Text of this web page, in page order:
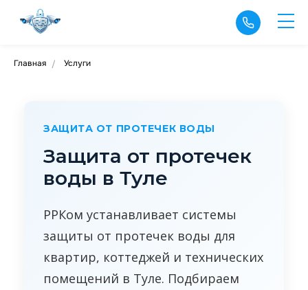
Главная / Услуги
ЗАЩИТА ОТ ПРОТЕЧЕК ВОДЫ
Защита от протечек
воды в Туле
РРКом устанавливает системы
защиты от протечек воды для
квартир, коттеджей и технических
помещений в Туле. Подбираем